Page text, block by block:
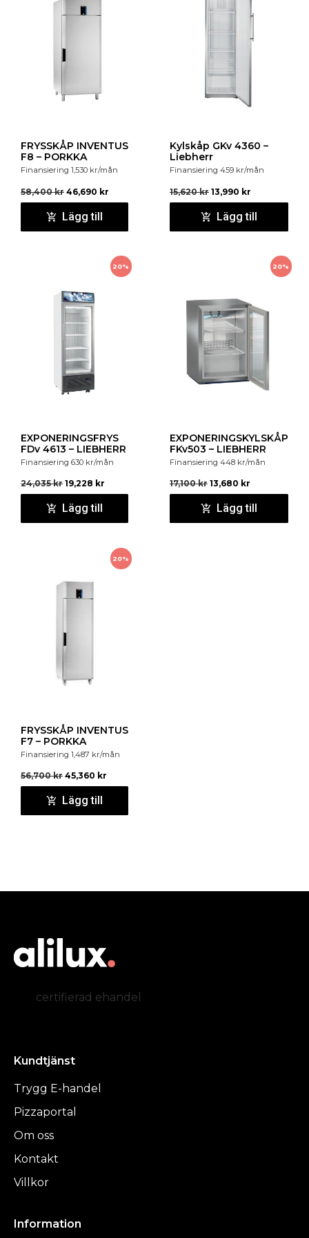
kompressor.
Solid isolering som minskar energiförlusterna.
Drift vid höga omgivningstemperaturer - upp till 43
grader Celsius.
Lättanvänd EVCO-styrenhet som säkerställer optimal
drift av enheter, med hänsyn tagen till
1 GN 1/1 dörr
FRYSSKÅP INVENTUS
F8 – PORKKA
Finansiering 1,530 kr/mån
58,400kr 46,690 kr
Lägg till
Kylskåp GKv 4360 –
Liebherr
Finansiering 459 kr/mån
15,620kr 13,990 kr
Lägg till
20%
EXPONERINGSFRYS
FDv 4613 – LIEBHERR
Finansiering 630 kr/mån
24,035kr 19,228 kr
Lägg till
20%
EXPONERINGSKYLSKÅP
FKv503 – LIEBHERR
Finansiering 448 kr/mån
17,100kr 13,680 kr
Lägg till
20%
FRYSSKÅP INVENTUS
F7 – PORKKA
Finansiering 1,487 kr/mån
56,700kr 45,360 kr
Lägg till
certifierad ehandel
Kundtjänst
Trygg E-handel
Pizzaportal
Om oss
Kontakt
Villkor
Information